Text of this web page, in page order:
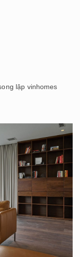
lập vinhomes